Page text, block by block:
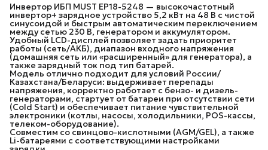
Инвертор ИБП MUST EP18-5248 — высокочастотный
инвертор+ зарядное устройство 5,2 кВт на 48 В с чистой
синусоидой и быстрым автоматическим переключением
между сетью 230 В, генератором и аккумулятором.
Удобный LCD-дисплей позволяет задать приоритет
работы (сеть/АКБ), диапазон входного напряжения
(домашняя сеть или «расширенный» для генератора), а
также зарядный ток под тип батарей.
Модель отлично подходит для условий России/
Казахстана/Беларуси: выдерживает перепады
напряжения, корректно работает с бензо- и дизель-
генераторами, стартует от батареи при отсутствии сети
(Cold Start) и обеспечивает питание чувствительной
электроники (котлы, насосы, холодильники, POS-кассы,
телеком-оборудование).
Совместим со свинцово-кислотными (AGM/GEL), а также
Li-батареями с соответствующими настройками